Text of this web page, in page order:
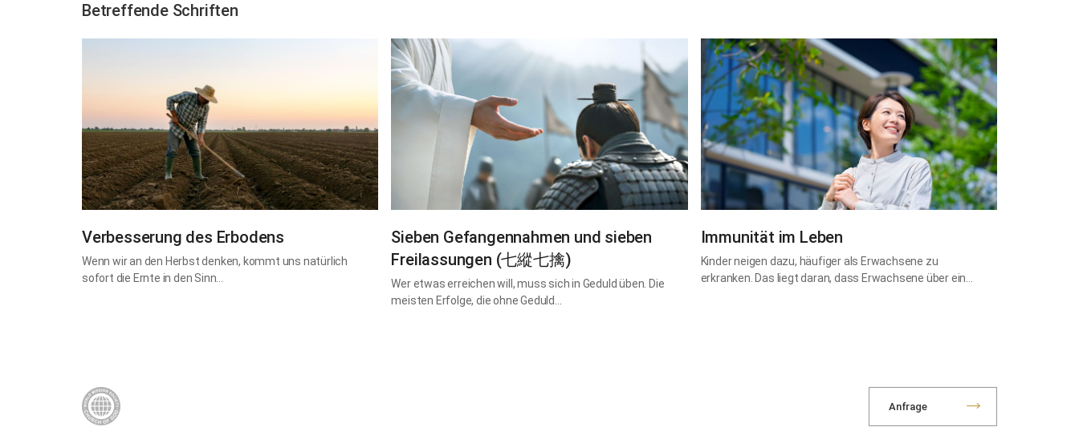
Betreffende Schriften
Verbesserung des Erbodens
Wenn wir an den Herbst denken, kommt uns natürlich
sofort die Ernte in den Sinn…
Sieben Gefangennahmen und sieben
Freilassungen (七縱七擒)
Wer etwas erreichen will, muss sich in Geduld üben. Die
meisten Erfolge, die ohne Geduld…
Immunität im Leben
Kinder neigen dazu, häufiger als Erwachsene zu
erkranken. Das liegt daran, dass Erwachsene über ein…
Anfrage